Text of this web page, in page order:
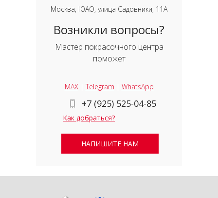
Москва, ЮАО, улица Садовники, 11А
Возникли вопросы?
Мастер покрасочного центра
поможет
MAX|Telegram | WhatsApp
+7 (925) 525-04-85
Как добраться?
НАПИШИТЕ НАМ